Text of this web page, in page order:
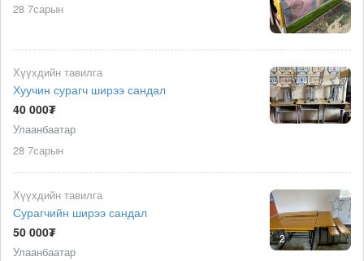
28 7сарын
Хүүхдийн тавилга
Хуучин сурагч ширээ сандал
40 000₮
Улаанбаатар
28 7сарын
2
Хүүхдийн тавилга
Сурагчийн ширээ сандал
50 000₮
Улаанбаатар